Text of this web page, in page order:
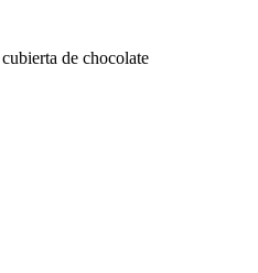
de chocolate